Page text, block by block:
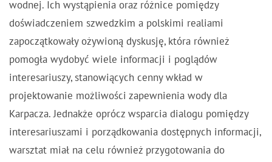
wodnej. Ich wystąpienia oraz różnice pomiędzy
doświadczeniem szwedzkim a polskimi realiami
zapoczątkowały ożywioną dyskusję, która również
pomogła wydobyć wiele informacji i poglądów
interesariuszy, stanowiących cenny wkład w
projektowanie możliwości zapewnienia wody dla
Karpacza. Jednakże oprócz wsparcia dialogu pomiędzy
interesariuszami i porządkowania dostępnych informacji,
warsztat miał na celu również przygotowania do